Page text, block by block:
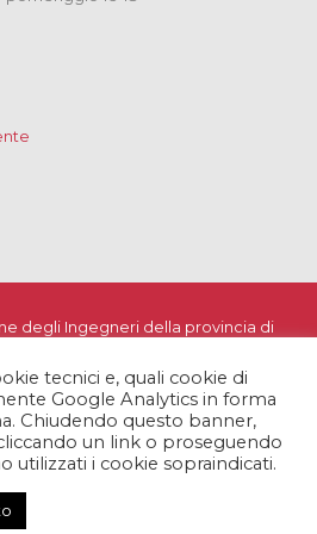
degli Ingegneri della provincia di
-Note Legali -Dichiarazione di
accessibilità
tecnici e, quali cookie di
Google Analytics in forma
Chiudendo questo banner,
un link o proseguendo
utilizzati i cookie sopraindicati.